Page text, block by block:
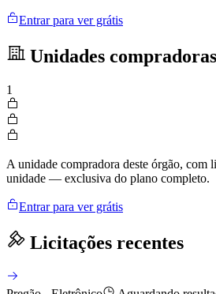
Entrar para ver grátis
Unidades compradoras
1
A unidade compradora deste órgão, com
unidade — exclusiva do plano completo.
Entrar para ver grátis
Licitações recentes